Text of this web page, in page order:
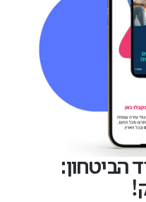
הביטחון: